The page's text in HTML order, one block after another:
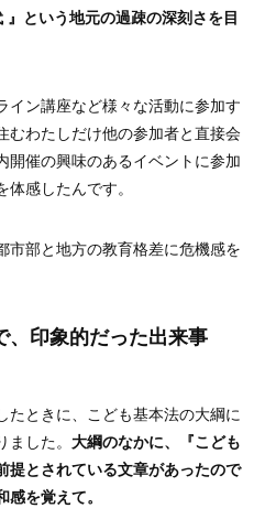
という地元の過疎の深刻さを目
イン講座など様々な活動に参加す
むわたしだけ他の参加者と直接会
開催の興味のあるイベントに参加
感したんです。
市部と地方の教育格差に危機感を
、印象的だった出来事
たときに、こども基本法の大綱に
した。 大綱のなかに、『こども
提とされている文章があったので
を覚えて。